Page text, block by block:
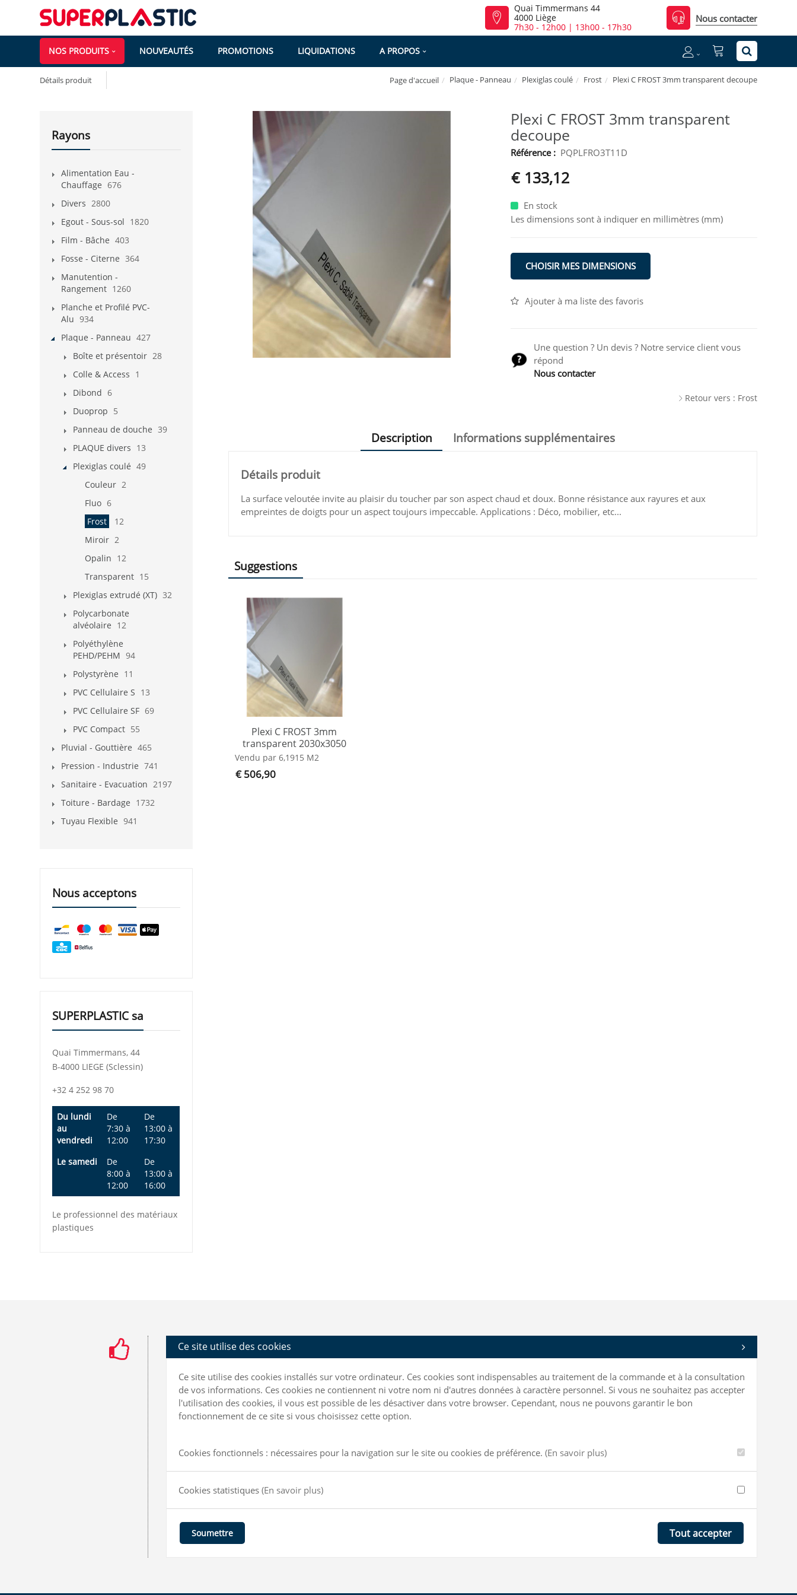
Quai Timmermans 44
4000 Liège
7h30 - 12h00 | 13h00 - 17h30
Nous contacter
NOS PRODUITS NOUVEAUTÉS PROMOTIONS LIQUIDATIONS A PROPOS
Détails produit Page d'accueil Plaque - Panneau Plexiglas coulé Frost Plexi C FROST 3mm transparent decoupe
Plexi C FROST 3mm transparent
decoupe
Référence : PQPLFRO3T11D
€ 133,12
En stock
Les dimensions sont à indiquer en millimètres (mm)
CHOISIR MES DIMENSIONS
Ajouter à ma liste des favoris
Une question ? Un devis ? Notre service client vous
répond
Nous contacter
Retour vers : Frost
Description Informations supplémentaires
Détails produit
La surface veloutée invite au plaisir du toucher par son aspect chaud et doux. Bonne résistance aux rayures et aux
empreintes de doigts pour un aspect toujours impeccable. Applications : Déco, mobilier, etc...
Suggestions
Plexi C FROST 3mm
transparent 2030x3050
Vendu par 6,1915 M2
€ 506,90
Rayons
Alimentation Eau -
Chauffage 676
Divers 2800
Egout - Sous-sol 1820
Film - Bâche 403
Fosse - Citerne 364
Manutention -
Rangement 1260
Planche et Profilé PVC-
Alu 934
Plaque - Panneau 427
Boîte et présentoir 28
Colle & Access 1
Dibond 6
Duoprop 5
Panneau de douche 39
PLAQUE divers 13
Plexiglas coulé 49
Couleur 2
Fluo 6
Frost
12
Miroir 2
Opalin 12
Transparent 15
Plexiglas extrudé (XT) 32
Polycarbonate
alvéolaire 12
Polyéthylène
PEHD/PEHM 94
Polystyrène 11
PVC Cellulaire S 13
PVC Cellulaire SF 69
PVC Compact 55
Pluvial - Gouttière 465
Pression - Industrie 741
Sanitaire - Evacuation 2197
Toiture - Bardage 1732
Tuyau Flexible 941
Nous acceptons
SUPERPLASTIC sa
Quai Timmermans, 44
B-4000 LIEGE (Sclessin)
+32 4 252 98 70
Du lundi
au
vendredi
De
7:30 à
12:00
De
13:00 à
17:30
Le samedi
De
8:00 à
12:00
De
13:00 à
16:00
Le professionnel des matériaux
plastiques
Ce site utilise des cookies
Ce site utilise des cookies installés sur votre ordinateur. Ces cookies sont indispensables au traitement de la commande et à la consultation
de vos informations. Ces cookies ne contiennent ni votre nom ni d'autres données à caractère personnel. Si vous ne souhaitez pas accepter
l'utilisation des cookies, il vous est possible de les désactiver dans votre browser. Cependant, nous ne pouvons garantir le bon
fonctionnement de ce site si vous choisissez cette option.
Cookies fonctionnels : nécessaires pour la navigation sur le site ou cookies de préférence. (En savoir plus)
Cookies statistiques (En savoir plus)
Soumettre Tout accepter